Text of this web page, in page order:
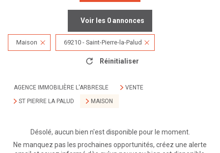
Voir les 0annonces
Maison 69210 - Saint-Pierre-la-Palud
Réinitialiser
AGENCE IMMOBILIÈRE L'ARBRESLE
VENTE
ST PIERRE LA PALUD
MAISON
Désolé, aucun bien n'est disponible pour le moment.
Ne manquez pas les prochaines opportunités, créez une alerte